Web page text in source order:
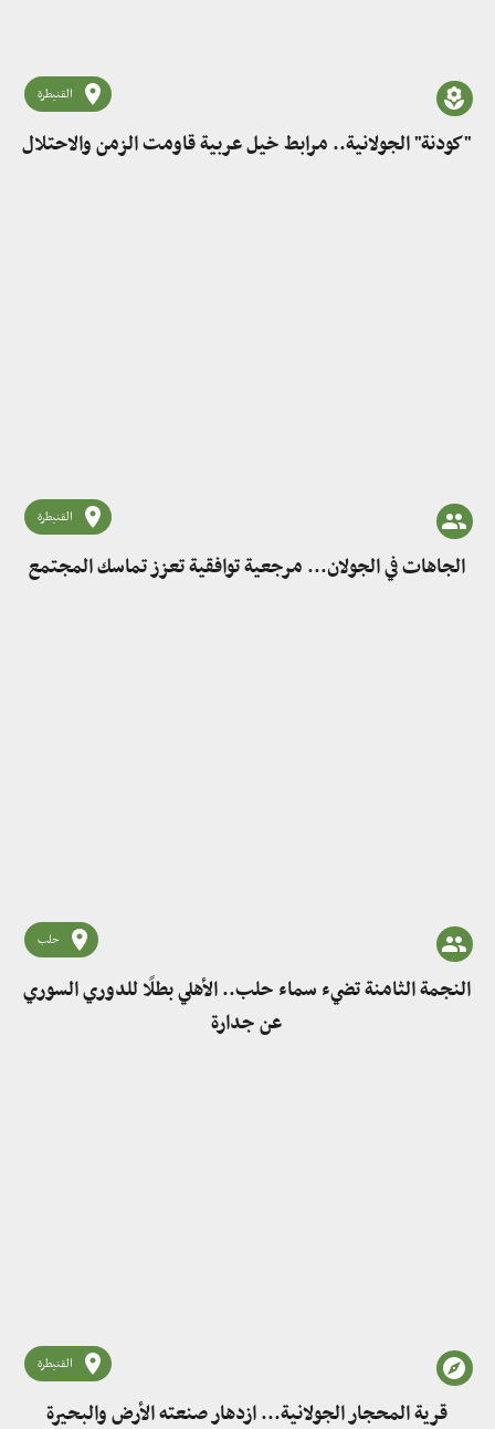
القنيطرة
"كودنة" الجولانية.. مرابط خيل عربية قاومت الزمن والاحتلال
القنيطرة
الجاهات في الجولان... مرجعية توافقية تعزز تماسك المجتمع
حلب
النجمة الثامنة تضيء سماء حلب.. الأهلي بطلًا للدوري السوري
عن جدارة
القنيطرة
قرية المحجار الجولانية... ازدهار صنعته الأرض والبحيرة